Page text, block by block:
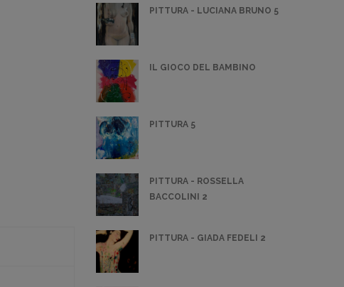
PITTURA - LUCIANA BRUNO 5
IL GIOCO DEL BAMBINO
PITTURA 5
PITTURA - ROSSELLA
BACCOLINI 2
PITTURA - GIADA FEDELI 2